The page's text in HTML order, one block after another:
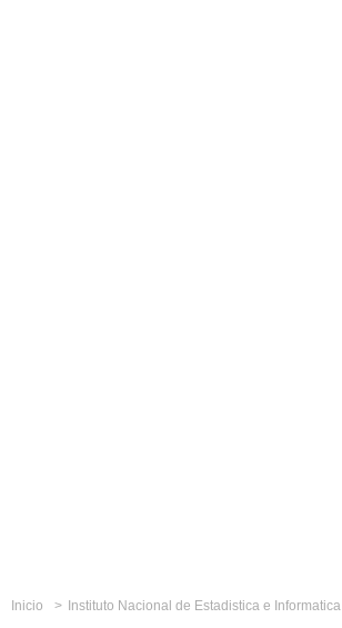
Inicio Instituto Nacional de Estadistica e Informatica